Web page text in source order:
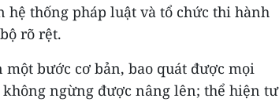
hệ thống pháp luật và tổ chức thi hành
rõ rệt.
bước cơ bản, bao quát được mọi
ngừng được nâng lên; thể hiện tư